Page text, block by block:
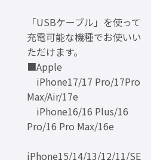
「USBケーブル」を使って
充電可能な機種でお使いい
ただけます。
■Apple
iPhone17/17 Pro/17Pro
Max/Air/17e
iPhone16/16 Plus/16
Pro/16 Pro Max/16e
iPhone15/14/13/12/11/SE